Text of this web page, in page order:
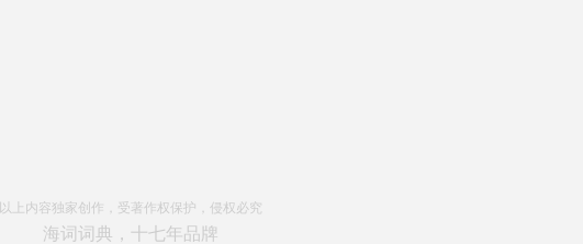
以上内容独家创作，受著作权保护，侵权必究
海词词典，十七年品牌